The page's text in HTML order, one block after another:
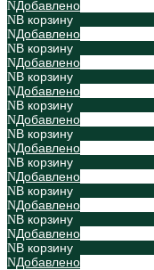
Добавлено
В корзину
Добавлено
В корзину
Добавлено
В корзину
Добавлено
В корзину
Добавлено
В корзину
Добавлено
В корзину
Добавлено
В корзину
Добавлено
В корзину
Добавлено
В корзину
Добавлено